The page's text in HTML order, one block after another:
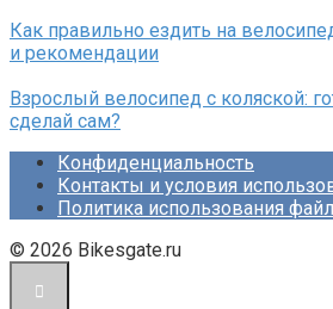
Как правильно ездить на
и рекомендации
Взрослый велосипед с коляской:
сделай сам?
Конфиденциальность
Контакты и условия
Политика использования
© 2026 Bikesgate.ru